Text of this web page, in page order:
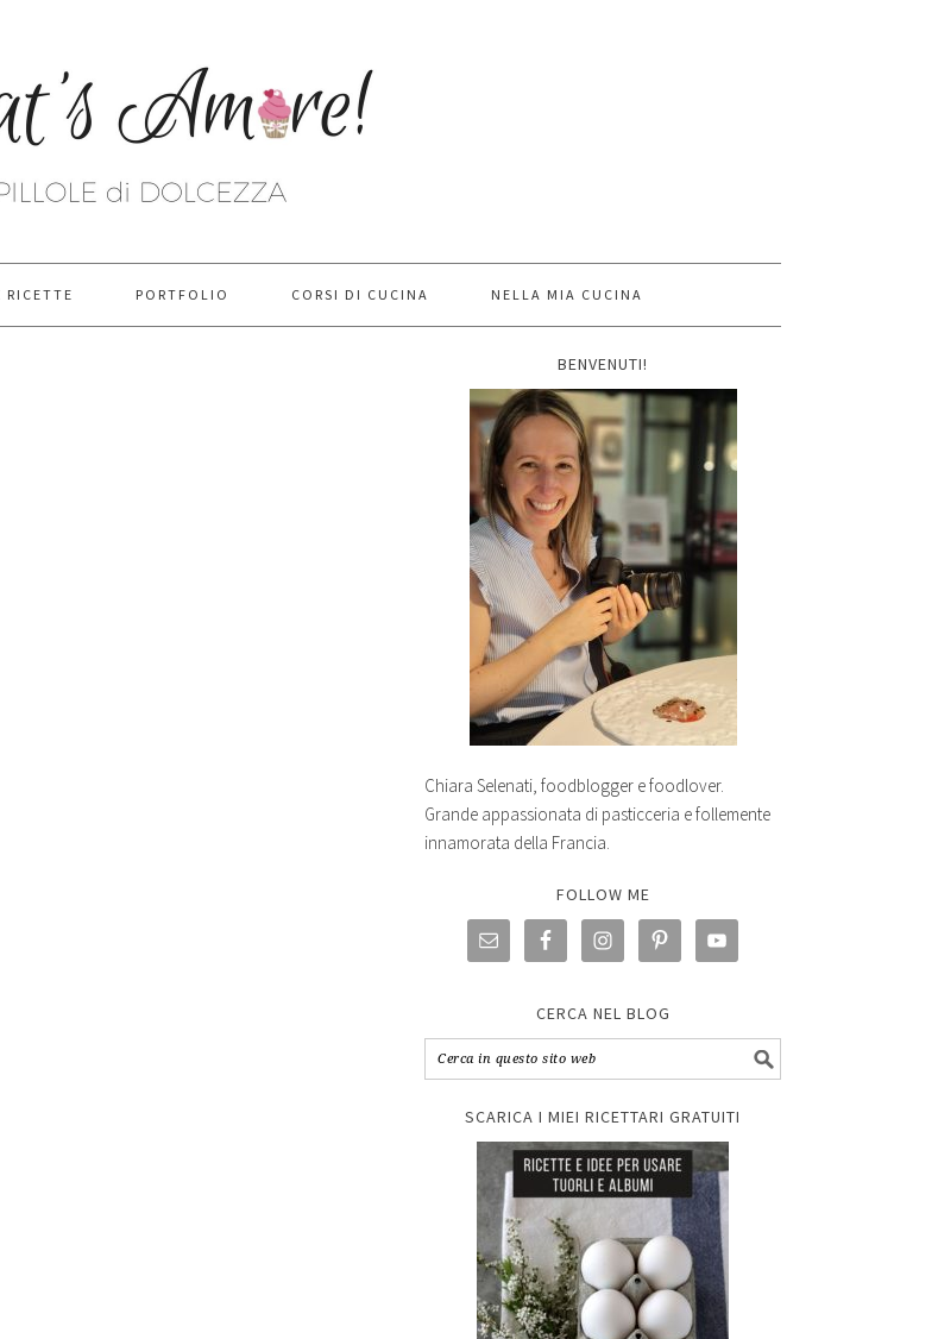
RICETTE PORTFOLIO CORSI DI CUCINA NELLA MIA CUCINA
BENVENUTI!
Chiara Selenati, foodblogger e foodlover.
Grande appassionata di pasticceria e follemente
innamorata della Francia.
FOLLOW ME
CERCA NEL BLOG
SCARICA I MIEI RICETTARI GRATUITI